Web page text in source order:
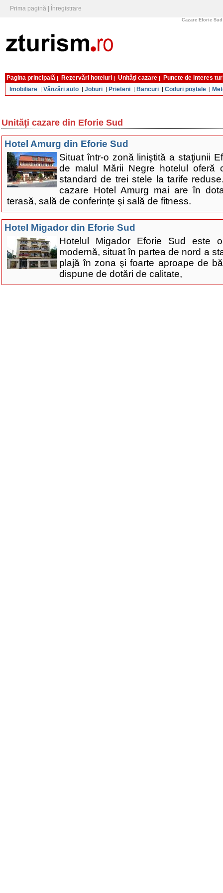
Prima pagină Înregistrare
Cazare Eforie
Pagina principală | Rezervări hoteluri | Unităţi cazare |
Puncte de interes
Imobiliare | Vânzări auto | Joburi | Prieteni | Bancuri | Coduri poştale |
Unităţi cazare din Eforie Sud
Hotel Amurg din Eforie Sud
Situat într-o zonă liniştită a staţiunii
de malul Mării Negre hotelul oferă
standard de trei stele la tarife
cazare Hotel Amurg mai are în
terasă, sală de conferinţe şi sală de fitness.
Hotel Migador din Eforie Sud
Hotelul Migador Eforie Sud este
modernă, situat în partea de nord a
plajă în zona şi foarte aproape de
dispune de dotări de calitate,